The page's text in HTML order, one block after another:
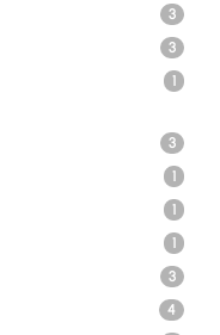
3
3
1
3
1
1
1
3
4